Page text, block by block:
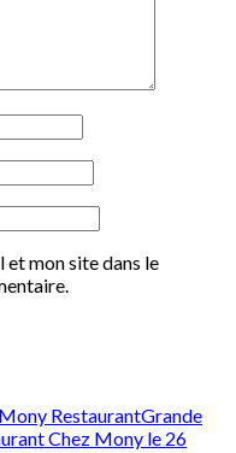
et mon site dans le
Grande
Chez Mony le 26